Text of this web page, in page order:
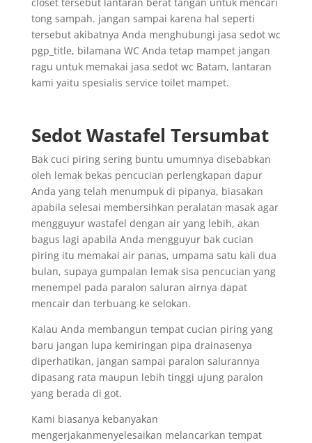
tong sampah. jangan sampai karena hal seperti
tersebut akibatnya Anda menghubungi jasa sedot wc
pgp_title, bilamana WC Anda tetap mampet jangan
ragu untuk memakai jasa sedot wc Batam, lantaran
kami yaitu spesialis service toilet mampet.
Sedot Wastafel Tersumbat
Bak cuci piring sering buntu umumnya disebabkan
oleh lemak bekas pencucian perlengkapan dapur
Anda yang telah menumpuk di pipanya, biasakan
apabila selesai membersihkan peralatan masak agar
mengguyur wastafel dengan air yang lebih, akan
bagus lagi apabila Anda mengguyur bak cucian
piring itu memakai air panas, umpama satu kali dua
bulan, supaya gumpalan lemak sisa pencucian yang
menempel pada paralon saluran airnya dapat
mencair dan terbuang ke selokan.
Kalau Anda membangun tempat cucian piring yang
baru jangan lupa kemiringan pipa drainasenya
diperhatikan, jangan sampai paralon salurannya
dipasang rata maupun lebih tinggi ujung paralon
yang berada di got.
Kami biasanya kebanyakan
mengerjakanmenyelesaikan melancarkan tempat